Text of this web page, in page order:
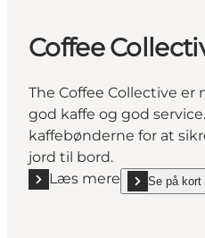
Coffee
The Coffee Collective
god kaffe og god
kaffebønderne for at
jord til bord.
Læs mere
Læs mere "CoffeeSe på kort
show Coffee